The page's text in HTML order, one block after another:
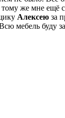
же мне ещё
Алексею за
мебель буду